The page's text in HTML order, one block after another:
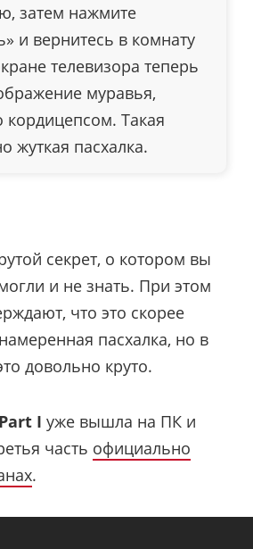
затем нажмите
и вернитесь в комнату
телевизора теперь
муравья,
кордицепсом. Такая
жуткая пасхалка.
секрет, о котором вы
и не знать. При этом
что это скорее
пасхалка, но в
довольно круто.
I уже вышла на ПК и
часть официально
.